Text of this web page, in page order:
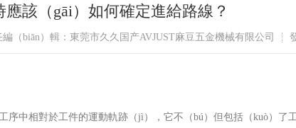
該（gāi）如何確定進給路線？
編（biān）輯：東莞市久久国产AVJUST麻豆五金機械有限公司
序中相對於工件的運動軌跡（jì），它不（bú）但包括（kuò）了